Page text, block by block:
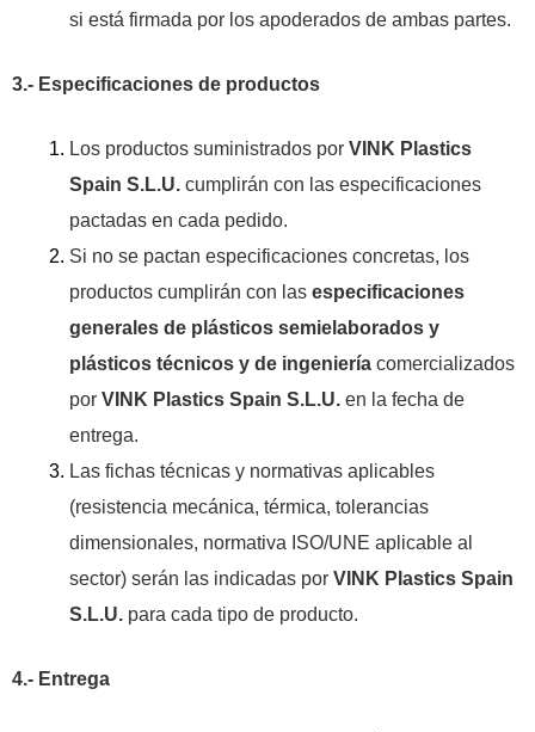
si está firmada por los apoderados de ambas partes.
3.- Especificaciones de productos
Los productos suministrados por VINK Plastics
Spain S.L.U. cumplirán con las especificaciones
pactadas en cada pedido.
Si no se pactan especificaciones concretas, los
productos cumplirán con las especificaciones
generales de plásticos semielaborados y
plásticos técnicos y de ingeniería comercializados
por VINK Plastics Spain S.L.U. en la fecha de
entrega.
Las fichas técnicas y normativas aplicables
(resistencia mecánica, térmica, tolerancias
dimensionales, normativa ISO/UNE aplicable al
sector) serán las indicadas por VINK Plastics Spain
S.L.U. para cada tipo de producto.
4.- Entrega